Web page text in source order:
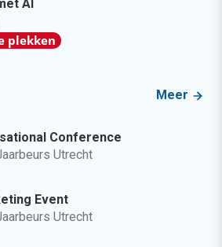
AI
plekken
Meer
Conference
Utrecht
Event
Utrecht